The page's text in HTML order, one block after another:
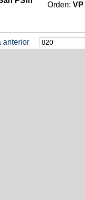
Orden: VP
anterior